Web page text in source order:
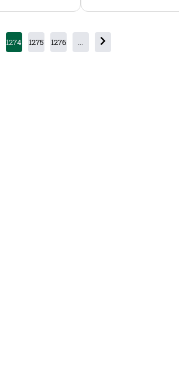
1274 1275 1276 ...